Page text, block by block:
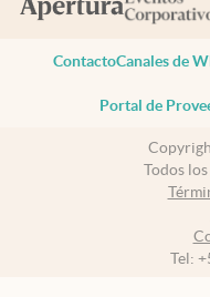
ContactoCanales de
Portal de
Todos
Tel: